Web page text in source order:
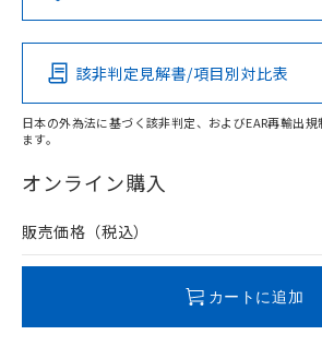
Pb Hg Cd
O
在庫等で未対応品が混在する可能性があ
問い合わせください。
この製品の規格認
その他の認証はこちらのページ
該非判定見解書/項目別対比表
日本の外為法に基づく該非判定、およびEAR再輸出
ます。
オンライン購入
販売価格（税込）
カートに追加